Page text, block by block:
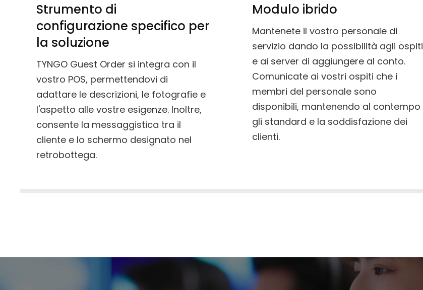
Strumento di
configurazione specifico per
la soluzione
TYNGO Guest Order si integra con il
vostro POS, permettendovi di
adattare le descrizioni, le fotografie e
l'aspetto alle vostre esigenze. Inoltre,
consente la messaggistica tra il
cliente e lo schermo designato nel
retrobottega.
Modulo ibrido
Mantenete il vostro personale di
servizio dando la possibilità agli ospiti
e ai server di aggiungere al conto.
Comunicate ai vostri ospiti che i
membri del personale sono
disponibili, mantenendo al contempo
gli standard e la soddisfazione dei
clienti.